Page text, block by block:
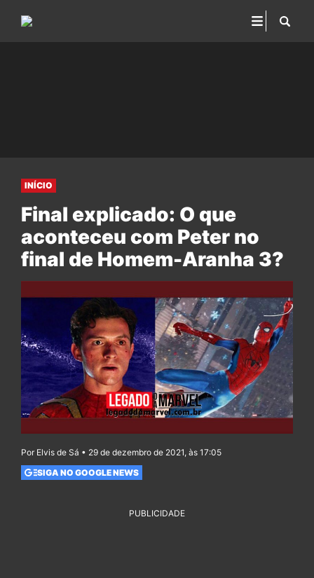
INÍCIO
Final explicado: O que
aconteceu com Peter no
final de Homem-Aranha 3?
Por Elvis de Sá • 29 de dezembro de 2021, às 17:05
SIGA NO GOOGLE NEWS
PUBLICIDADE